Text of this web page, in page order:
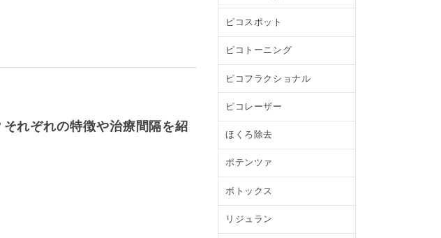
れぞれの特徴や治療間隔を紹
ピコスポット
ピコトーニング
ピコフラクショナル
ピコレーザー
ほくろ除去
ポテンツァ
ボトックス
リジュラン